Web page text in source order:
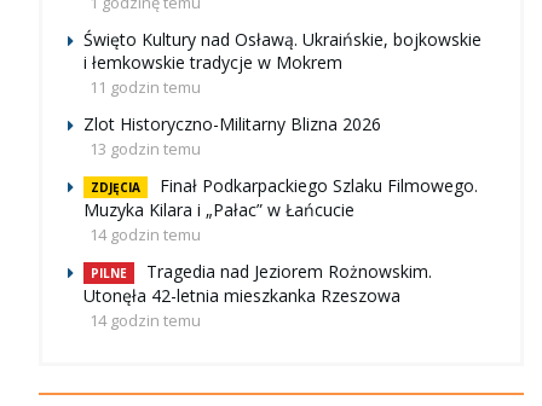
Święto Kultury nad Osławą. Ukraińskie, bojkowskie
i łemkowskie tradycje w Mokrem
11 godzin temu
Zlot Historyczno-Militarny Blizna 2026
13 godzin temu
ZDJĘCIA
Finał Podkarpackiego Szlaku Filmowego.
Muzyka Kilara i „Pałac” w Łańcucie
14 godzin temu
PILNE
Tragedia nad Jeziorem Rożnowskim.
Utonęła 42-letnia mieszkanka Rzeszowa
14 godzin temu